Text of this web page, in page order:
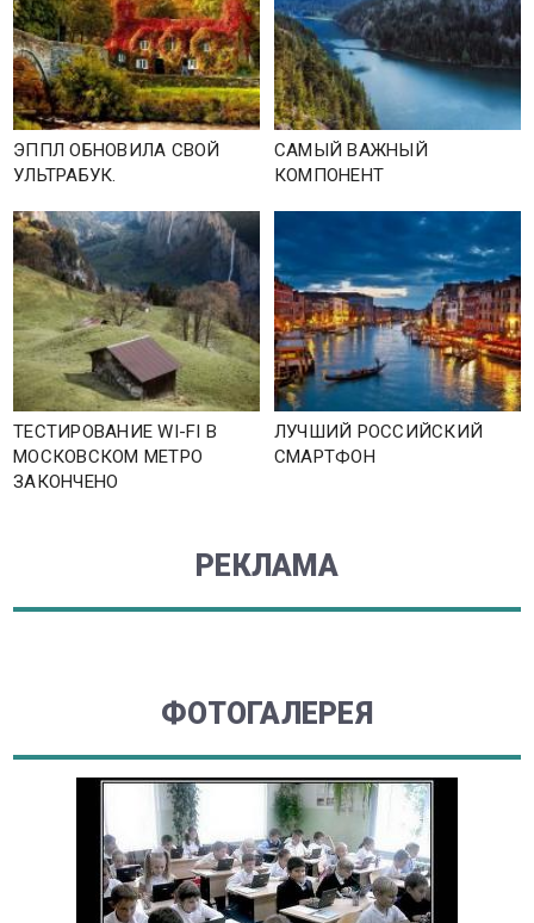
ЭППЛ ОБНОВИЛА СВОЙ
УЛЬТРАБУК.
САМЫЙ ВАЖНЫЙ
КОМПОНЕНТ
ТЕСТИРОВАНИЕ WI-FI В
МОСКОВСКОМ МЕТРО
ЗАКОНЧЕНО
ЛУЧШИЙ РОССИЙСКИЙ
СМАРТФОН
РЕКЛАМА
ФОТОГАЛЕРЕЯ